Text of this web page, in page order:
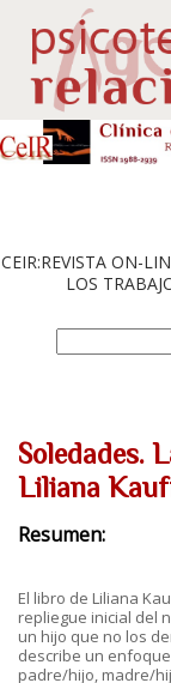
CEIR:REVISTA ON-
LOS
Soledades.
Liliana
Resumen:
El libro de Liliana
repliegue inicial del
un hijo que no los
describe un
padre/hijo, madre/